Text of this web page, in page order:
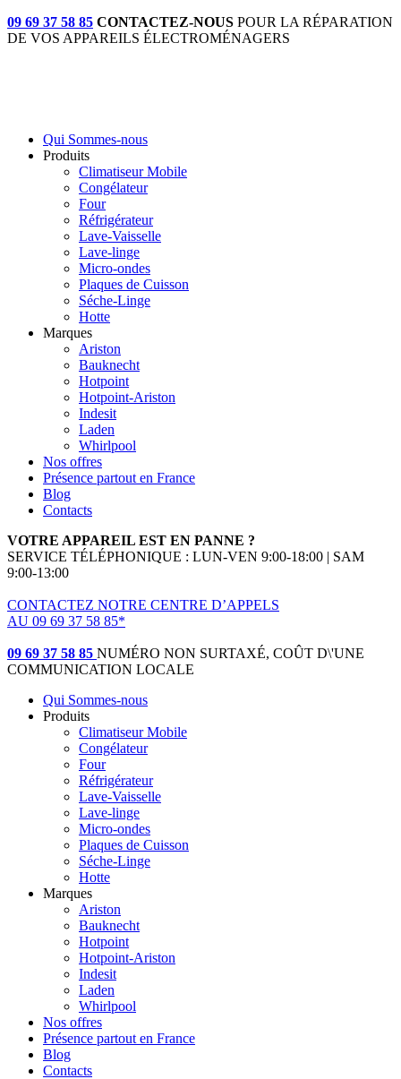
09 69 37 58 85 CONTACTEZ-NOUS POUR LA RÉPARATION
DE VOS APPAREILS ÉLECTROMÉNAGERS
Qui Sommes-nous
Produits
Climatiseur Mobile
Congélateur
Four
Réfrigérateur
Lave-Vaisselle
Lave-linge
Micro-ondes
Plaques de Cuisson
Séche-Linge
Hotte
Marques
Ariston
Bauknecht
Hotpoint
Hotpoint-Ariston
Indesit
Laden
Whirlpool
Nos offres
Présence partout en France
Blog
Contacts
VOTRE APPAREIL EST EN PANNE ?
SERVICE TÉLÉPHONIQUE : LUN-VEN 9:00-18:00 | SAM
9:00-13:00
CONTACTEZ NOTRE CENTRE D’APPELS
AU 09 69 37 58 85*
09 69 37 58 85 NUMÉRO NON SURTAXÉ, COÛT D\'UNE
COMMUNICATION LOCALE
Qui Sommes-nous
Produits
Climatiseur Mobile
Congélateur
Four
Réfrigérateur
Lave-Vaisselle
Lave-linge
Micro-ondes
Plaques de Cuisson
Séche-Linge
Hotte
Marques
Ariston
Bauknecht
Hotpoint
Hotpoint-Ariston
Indesit
Laden
Whirlpool
Nos offres
Présence partout en France
Blog
Contacts